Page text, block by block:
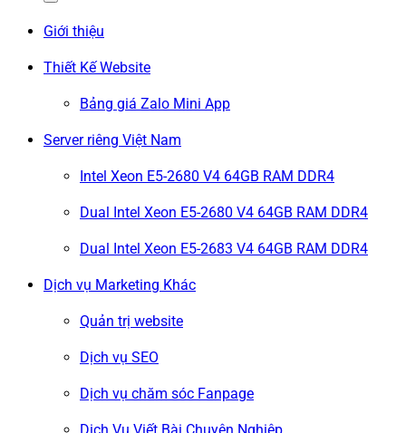
Giới thiệu
Thiết Kế Website
Bảng giá Zalo Mini App
Server riêng Việt Nam
Intel Xeon E5-2680 V4 64GB RAM DDR4
Dual Intel Xeon E5-2680 V4 64GB RAM DDR4
Dual Intel Xeon E5-2683 V4 64GB RAM DDR4
Dịch vụ Marketing Khác
Quản trị website
Dịch vụ SEO
Dịch vụ chăm sóc Fanpage